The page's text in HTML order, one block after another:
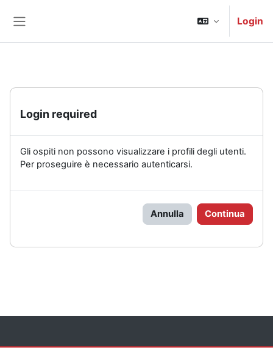
Login
Login required
Gli ospiti non possono visualizzare i profili degli utenti.
Per proseguire è necessario autenticarsi.
Annulla Continua